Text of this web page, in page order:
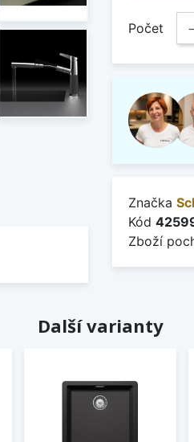
Počet −
Značka
Kód
Zboží
Další varianty